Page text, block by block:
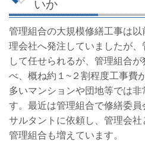
いか
管理組合の大規模修繕工事は
理会社へ発注していましたが
して任せられるが、管理組合
べ、 概ね約１~２割程度工事費
多いマンションや団地等では
す。最近は管理組合で修繕委
サルタントに依頼し、管理会
管理組合も増えています。